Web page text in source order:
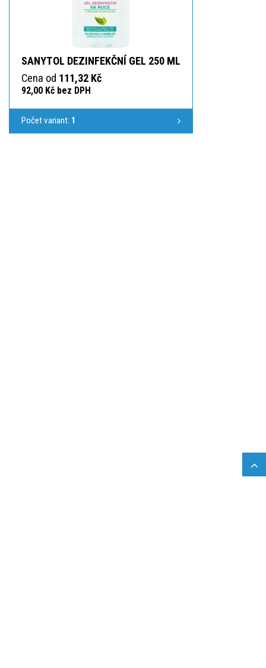
SANYTOL DEZINFEKČNÍ GEL 250 ML
Cena od 111,32 Kč
92,00 Kč bez DPH
Počet variant: 1